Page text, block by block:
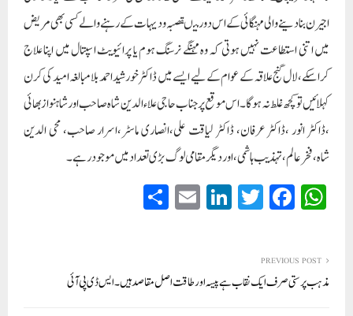
اجیرن بنا دینے والی مہنگائی کے اس دور میںقصبہ ودیہات کے رہنے والے کسی بھی مریض
میں اتنی استطاعت نہیں ہوتی کہ وہ مہنگے نرسنگ ہوم یا پرائیویٹ اسپتال میں اپنا علاج
کراسکے ،لال گنج علاقہ کے عوام کے لیے ایسے میں ڈاکٹر خورشید احمد بلا مبالغہ امید کی کرن
کہلائیں تو کچھ غلط نہ ہوگا۔ اس موقع پر جناب حاجی علا ء الدین شاہ صاحب اور شاہنواز بھائی
،ڈاکٹر انور ،ڈاکٹر عرفان، ڈاکٹر لیاقت علی،انصاری ماسٹر،اسرار صاحب، محی الدین
شاہ،فخر عالم ،تہذیب ہاشمی،اور دیگر مقامی لوگ بڑی تعداد میں موجود رہے۔
W
ha
A
pp
Fa
ce
ok
T
wi
Li
nk
In
E
m
PREVIOUS POST
مذہب پرستی صرف ایک نقاب ہے پیسہ اور طاقت اصل مقاصد ہیں۔ ایس ڈی پی آئی